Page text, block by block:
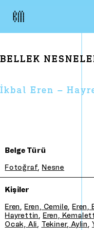
Skip
content
BELLEK
İkbal Eren –
Belge Türü
Fotoğraf, Nesne
Kişiler
Eren, Eren, Cemile, Eren,
Hayrettin, Eren,
Ocak, Ali, Tekiner, Aylin,